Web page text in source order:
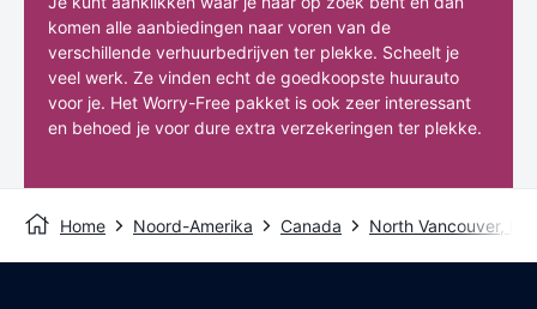
komen alle aanbiedingen naar voren van de
verschillende verhuurbedrijven ter plekke. Scheelt je
veel werk. Ze vinden echt de goedkoopste huurauto
voor je. Het Worry-Free pakket is ook zeer interessant
en behoed je voor dure extra verzekeringen ter plekke.
Home Noord-Amerika Canada North Vancouver, BC